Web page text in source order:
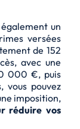
un
versées
de 152
avec une
000 €, puis
vous pouvez
imposition,
réduire vos